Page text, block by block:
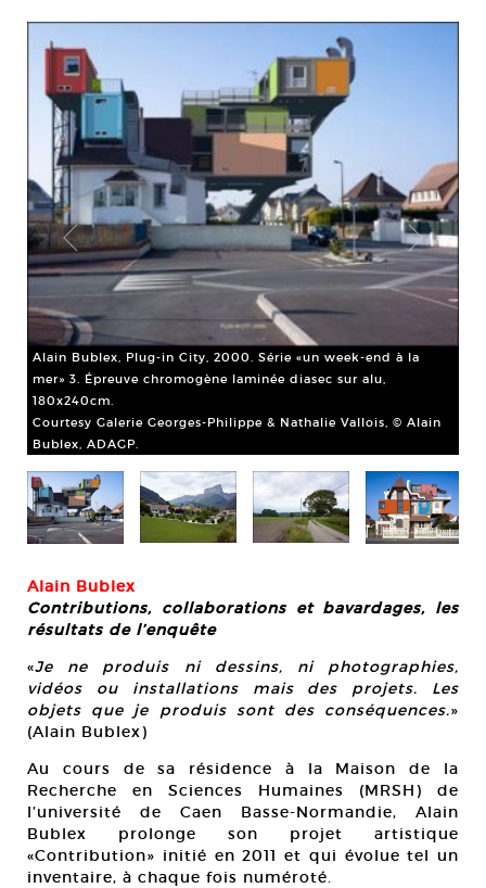
Alain Bublex, Plug-in City, 2000. Série «un week-end à la
mer» 3. Épreuve chromogène laminée diasec sur alu,
180x240cm.
Courtesy Galerie Georges-Philippe & Nathalie Vallois, © Alain
Bublex, ADAGP.
Alain Bublex
Contributions, collaborations et bavardages, les
résultats de l’enquête
«Je ne produis ni dessins, ni photographies,
vidéos ou installations mais des projets. Les
objets que je produis sont des conséquences.»
(Alain Bublex)
Au cours de sa résidence à la Maison de la
Recherche en Sciences Humaines (MRSH) de
l’université de Caen Basse-Normandie, Alain
Bublex prolonge son projet artistique
«Contribution» initié en 2011 et qui évolue tel un
inventaire, à chaque fois numéroté.